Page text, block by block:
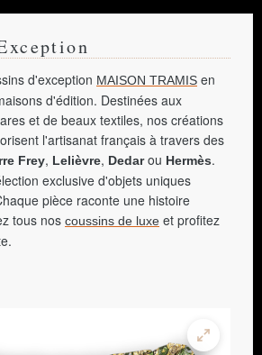
d'exception MAISON TRAMIS en
d'édition. Destinées aux
et de beaux textiles, nos créations
l'artisanat français à travers des
Frey, Lelièvre, Dedarou Hermès.
exclusive d'objets uniques
pièce raconte une histoire
tous nos coussins de luxe et profitez